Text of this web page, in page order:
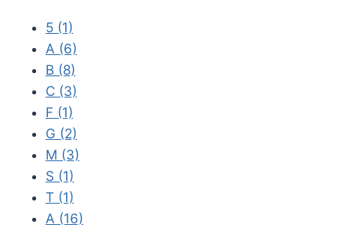
5 (1)
A (6)
B (8)
C (3)
F (1)
G (2)
M (3)
S (1)
T (1)
А (16)